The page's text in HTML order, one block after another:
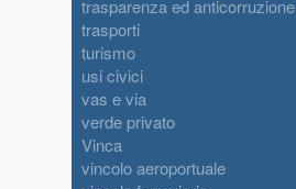
trasparenza ed anticorruzione
trasporti
turismo
usi civici
vas e via
verde privato
Vinca
vincolo aeroportuale